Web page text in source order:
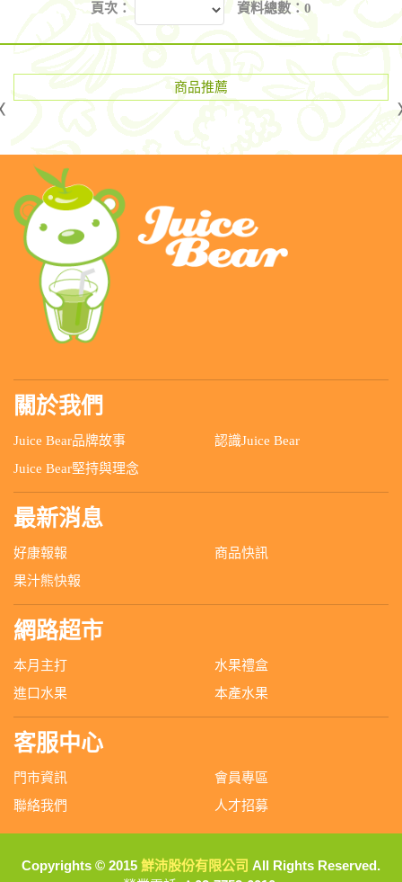
頁次： 資料總數：0
商品推薦
關於我們
Juice Bear品牌故事
認識Juice Bear
Juice Bear堅持與理念
最新消息
好康報報
商品快訊
果汁熊快報
網路超市
本月主打
水果禮盒
進口水果
本產水果
客服中心
門市資訊
會員專區
聯絡我們
人才招募
Copyrights © 2015 鮮沛股份有限公司 All Rights Reserved.